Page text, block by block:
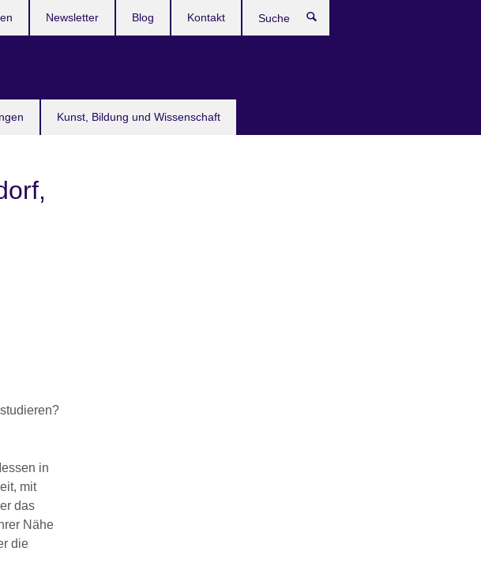
Kunst, Bildung und Wissenschaft
Newsletter Blog Kontakt
in
mit
das
Nähe
die